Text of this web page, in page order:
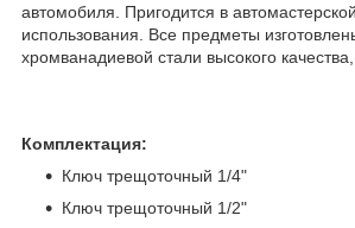
автомобиля. Пригодится в
использования. Все предметы
хромванадиевой стали высокого
Комплектация:
Ключ трещоточный 1/4"
Ключ трещоточный 1/2"